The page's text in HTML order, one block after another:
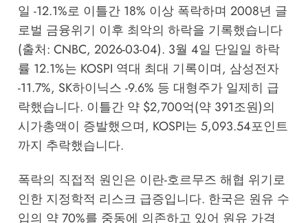
일 -12.1%로 이틀간 18% 이상 폭락하며 2008년 글
로벌 금융위기 이후 최악의 하락을 기록했습니다
(출처: CNBC, 2026-03-04). 3월 4일 단일일 하락
률 12.1%는 KOSPI 역대 최대 기록이며, 삼성전자
-11.7%, SK하이닉스 -9.6% 등 대형주가 일제히 급
락했습니다. 이틀간 약 $2,700억(약 391조원)의
시가총액이 증발했으며, KOSPI는 5,093.54포인트
까지 추락했습니다.
폭락의 직접적 원인은 이란-호르무즈 해협 위기로
인한 지정학적 리스크 급증입니다. 한국은 원유 수
입의 약 70%를 중동에 의존하고 있어 원유 가격